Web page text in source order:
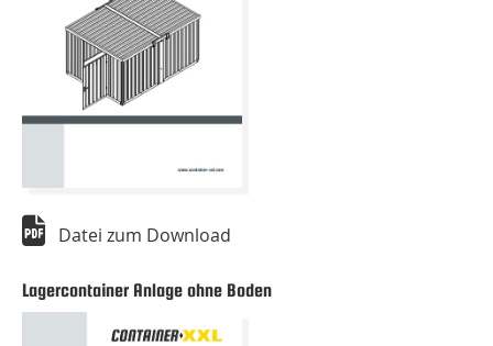
Datei zum Download
Lagercontainer Anlage ohne Boden